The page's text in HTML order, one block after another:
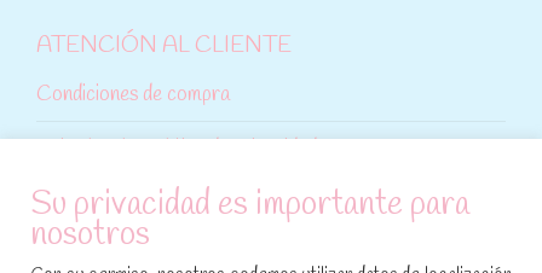
ATENCIÓN AL CLIENTE
Condiciones de compra
Política de cookies
Su privacidad es importante para
nosotros